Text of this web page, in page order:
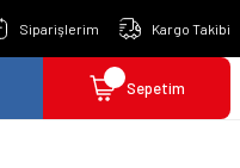
Siparişlerim Kargo Takibi
Sepetim